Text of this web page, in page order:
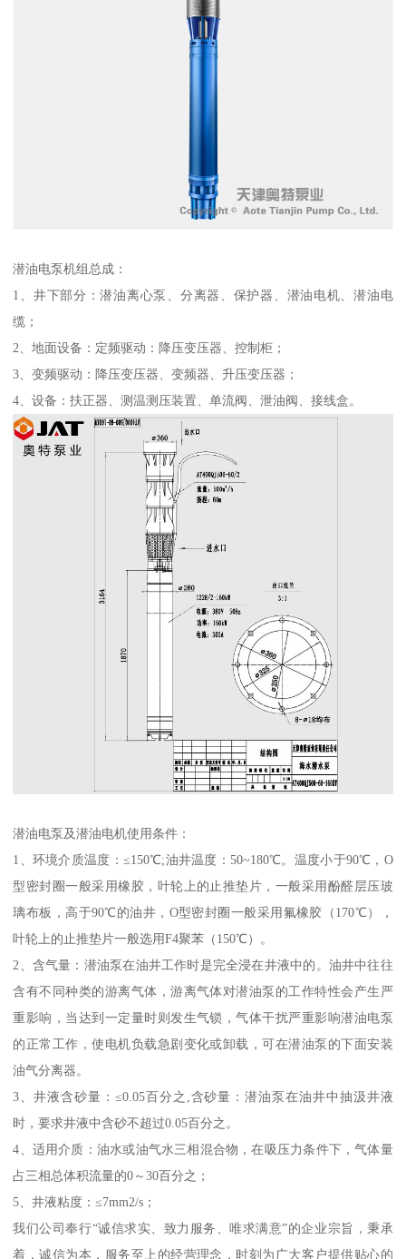
潜油电泵机组总成：
1、井下部分：潜油离心泵、分离器、保护器、潜油电机、潜油电
缆；
2、地面设备：定频驱动：降压变压器、控制柜；
3、变频驱动：降压变压器、变频器、升压变压器；
4、设备：扶正器、测温测压装置、单流阀、泄油阀、接线盒。
潜油电泵及潜油电机使用条件：
1、环境介质温度：≤150℃;油井温度：50~180℃。温度小于90℃，O
型密封圈一般采用橡胶，叶轮上的止推垫片，一般采用酚醛层压玻
璃布板，高于90℃的油井，O型密封圈一般采用氟橡胶（170℃），
叶轮上的止推垫片一般选用F4聚苯（150℃）。
2、含气量：潜油泵在油井工作时是完全浸在井液中的。油井中往往
含有不同种类的游离气体，游离气体对潜油泵的工作特性会产生严
重影响，当达到一定量时则发生气锁，气体干扰严重影响潜油电泵
的正常工作，使电机负载急剧变化或卸载，可在潜油泵的下面安装
油气分离器。
3、井液含砂量：≤0.05百分之,含砂量：潜油泵在油井中抽汲井液
时，要求井液中含砂不超过0.05百分之。
4、适用介质：油水或油气水三相混合物，在吸压力条件下，气体量
占三相总体积流量的0～30百分之；
5、井液粘度：≤7mm2/s；
我们公司奉行“诚信求实、致力服务、唯求满意”的企业宗旨，秉承
着，诚信为本，服务至上的经营理念，时刻为广大客户提供贴心的